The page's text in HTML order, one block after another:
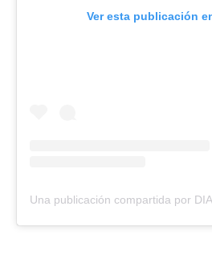
Ver esta publicación